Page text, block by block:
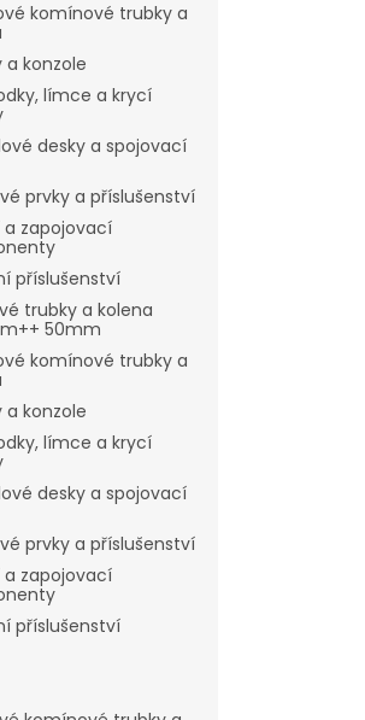
komínové trubky a
a konzole
límce a krycí
desky a spojovací
prvky a příslušenství
zapojovací
příslušenství
trubky a kolena
50mm
komínové trubky a
a konzole
límce a krycí
desky a spojovací
prvky a příslušenství
zapojovací
příslušenství